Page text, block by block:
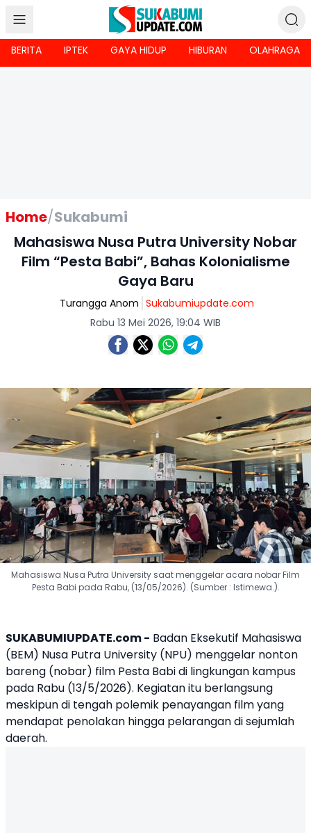
BERITA IPTEK GAYA HIDUP HIBURAN OLAHRAGA
Home/Sukabumi
Mahasiswa Nusa Putra University Nobar
Film “Pesta Babi”, Bahas Kolonialisme
Gaya Baru
Turangga Anom Sukabumiupdate.com
Rabu 13 Mei 2026, 19:04 WIB
Mahasiswa Nusa Putra University saat menggelar acara nobar Film
Pesta Babi pada Rabu, (13/05/2026). (Sumber : Istimewa.).
SUKABUMIUPDATE.com - Badan Eksekutif Mahasiswa
(BEM) Nusa Putra University (NPU) menggelar nonton
bareng (nobar) film Pesta Babi di lingkungan kampus
pada Rabu (13/5/2026). Kegiatan itu berlangsung
meskipun di tengah polemik penayangan film yang
mendapat penolakan hingga pelarangan di sejumlah
daerah.